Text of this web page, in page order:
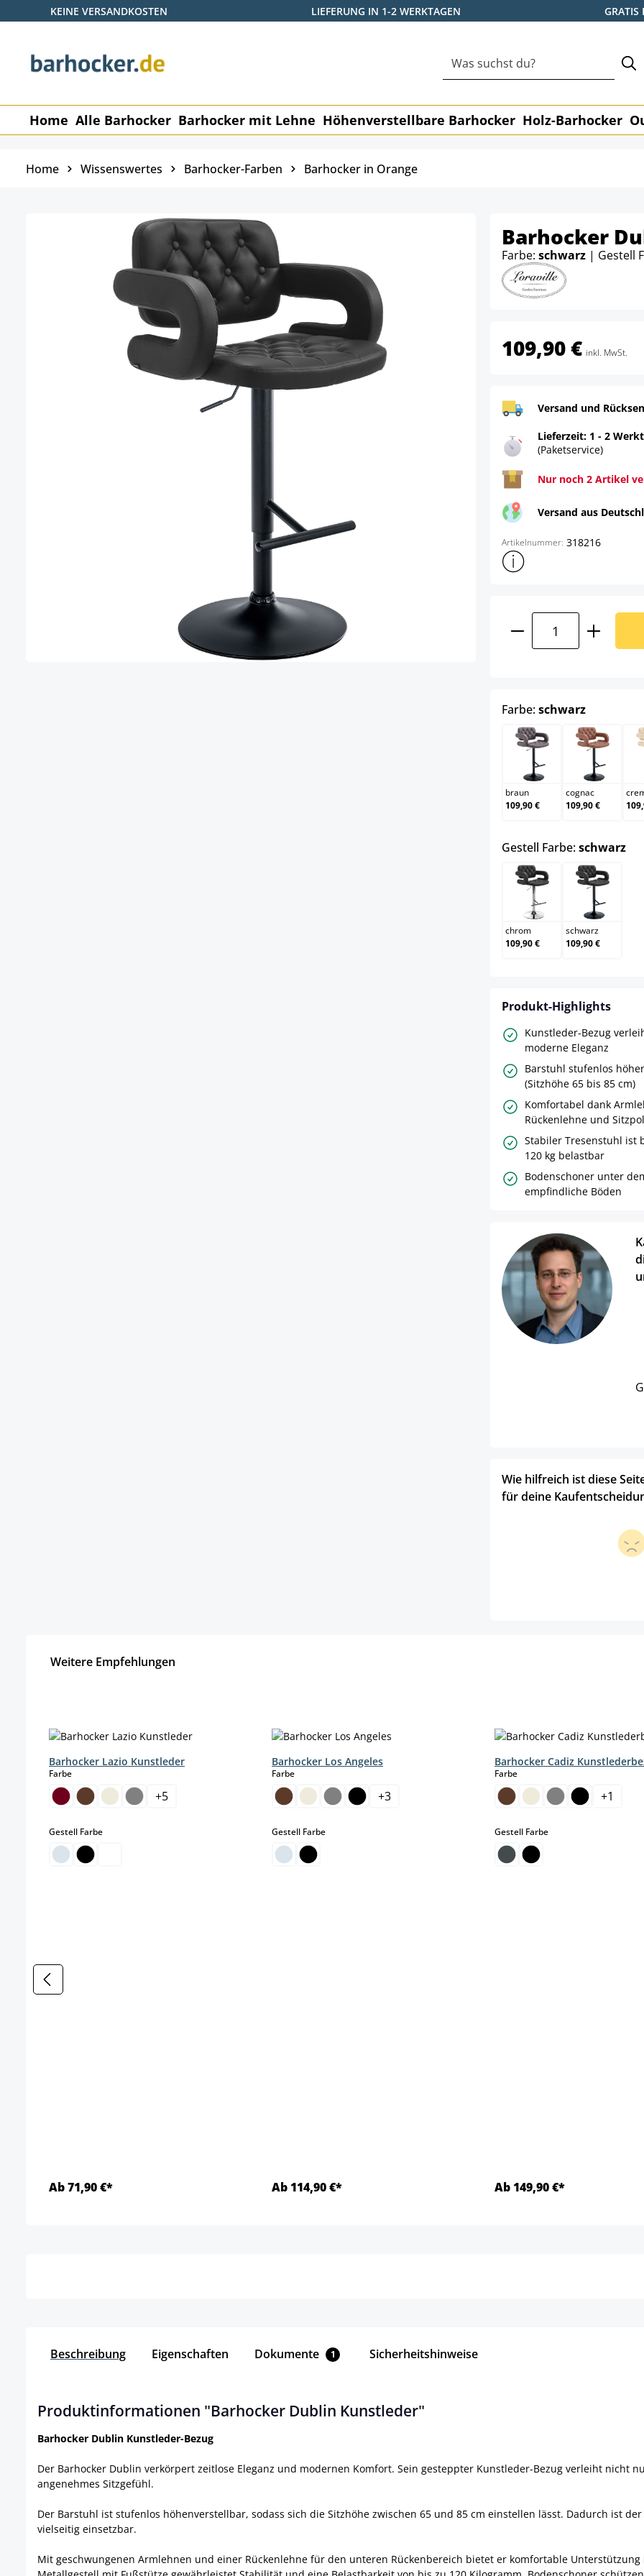
Hauptinhalt springen
Zur Suche springen
Zur Hauptnavigation springen
KEINE VERSANDKOSTEN LIEFERUNG IN 1-2 WERKTAGEN GRATIS
Home Alle Barhocker Barhocker mit Lehne Höhenverstellbare Barhocker Holz-Barhocker
Home Wissenswertes Barhocker-Farben Barhocker in Orange
Barhocker
Farbe: schwarz | Gestell
109,90 € inkl. MwSt.
Versand und
Lieferzeit: 1 - 2
(Paketservice)
Nur noch 2 Artikel
Versand aus
Artikelnummer: 318216
Weitere
Produkt Anzahl:
Farbe:schwarzauswählen
braun
braun
109,90 €
cognac
cognac
109,90 €
Gestell Farbe:schwarz
chrom
chrom
109,90 €
schwarz
schwarz
109,90 €
Produkt-Highlights
Kunstleder-Bezug
moderne Eleganz
Barstuhl stufenlos
(Sitzhöhe 65 bis 85 cm)
Komfortabel dank
Rückenlehne und
Stabiler Tresenstuhl ist
120 kg belastbar
Bodenschoner unter
empfindliche Böden
Wie hilfreich ist diese
für deine
Weitere Empfehlungen
Barhocker Lazio Kunstleder
Farbeauswählen
+5
Gestell Farbeauswählen
Ab 71,90 €*
Barhocker Los Angeles
Farbeauswählen
+3
Gestell Farbeauswählen
Ab 114,90 €*
Barhocker Cadiz
Farbeauswählen
+1
Gestell Farbeauswählen
Ab 149,90 €*
Beschreibung Eigenschaften Dokumente 1 Sicherheitshinweise
Produktinformationen "Barhocker Dublin Kunstleder"
Barhocker Dublin Kunstleder-Bezug
Der Barhocker Dublin verkörpert zeitlose Eleganz und modernen Komfort. Sein gesteppter Kunstleder-Bezug verleiht nicht
angenehmes Sitzgefühl.
Der Barstuhl ist stufenlos höhenverstellbar, sodass sich die Sitzhöhe zwischen 65 und 85 cm einstellen lässt. Dadurch ist
vielseitig einsetzbar.
Mit geschwungenen Armlehnen und einer Rückenlehne für den unteren Rückenbereich bietet er komfortable